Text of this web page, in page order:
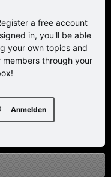
a free account
in, you'll be able
your own topics and
through your
Anmelden